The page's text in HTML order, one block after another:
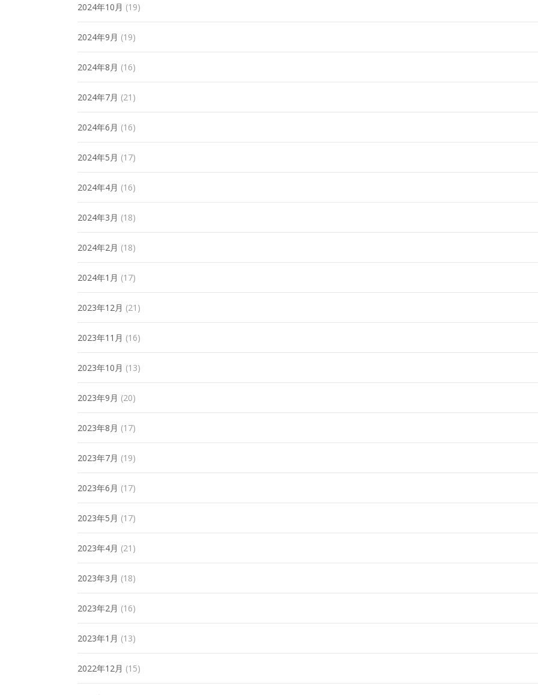
2024年10月 (19)
2024年9月 (19)
2024年8月 (16)
2024年7月 (21)
2024年6月 (16)
2024年5月 (17)
2024年4月 (16)
2024年3月 (18)
2024年2月 (18)
2024年1月 (17)
2023年12月 (21)
2023年11月 (16)
2023年10月 (13)
2023年9月 (20)
2023年8月 (17)
2023年7月 (19)
2023年6月 (17)
2023年5月 (17)
2023年4月 (21)
2023年3月 (18)
2023年2月 (16)
2023年1月 (13)
2022年12月 (15)